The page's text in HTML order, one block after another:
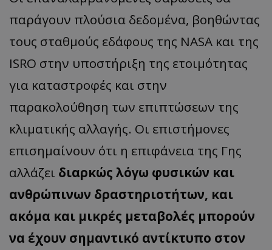
παράγουν πλούσια δεδομένα, βοηθώντας
τους σταθμούς εδάφους της NASA και της
ISRO στην υποστήριξη της ετοιμότητας
για καταστροφές και στην
παρακολούθηση των επιπτώσεων της
κλιματικής αλλαγής. Οι επιστήμονες
επισημαίνουν ότι η επιφάνεια της Γης
αλλάζει διαρκώς λόγω φυσικών και
ανθρώπινων δραστηριοτήτων, και
ακόμα και μικρές μεταβολές μπορούν
να έχουν σημαντικό αντίκτυπο στον